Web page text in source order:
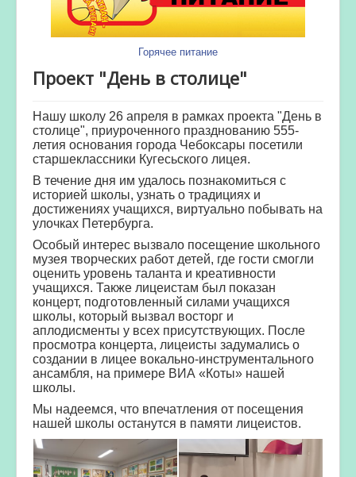
Горячее питание
Проект "День в столице"
Нашу школу 26 апреля в рамках проекта "День в
столице", приуроченного празднованию 555-
летия основания города Чебоксары посетили
старшеклассники Кугесьского лицея.
В течение дня им удалось познакомиться с
историей школы, узнать о традициях и
достижениях учащихся, виртуально побывать на
улочках Петербурга.
Особый интерес вызвало посещение школьного
музея творческих работ детей, где гости смогли
оценить уровень таланта и креативности
учащихся. Также лицеистам был показан
концерт, подготовленный силами учащихся
школы, который вызвал восторг и
аплодисменты у всех присутствующих. После
просмотра концерта, лицеисты задумались о
создании в лицее вокально-инструментального
ансамбля, на примере ВИА «Коты» нашей
школы.
Мы надеемся, что впечатления от посещения
нашей школы останутся в памяти лицеистов.